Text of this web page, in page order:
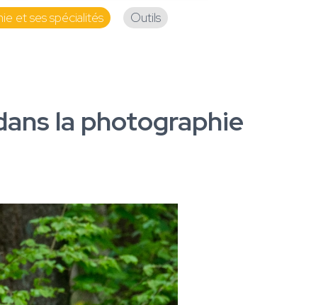
et ses spécialités Outils
la photographie​